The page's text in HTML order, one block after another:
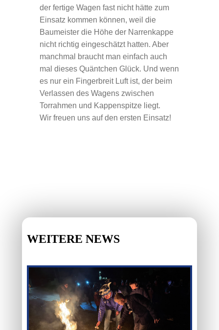
der fertige Wagen fast nicht hätte zum
Einsatz kommen können, weil die
Baumeister die Höhe der Narrenkappe
nicht richtig eingeschätzt hatten. Aber
manchmal braucht man einfach auch
mal dieses Quäntchen Glück. Und wenn
es nur ein Fingerbreit Luft ist, der beim
Verlassen des Wagens zwischen
Torrahmen und Kappenspitze liegt.
Wir freuen uns auf den ersten Einsatz!
WEITERE NEWS